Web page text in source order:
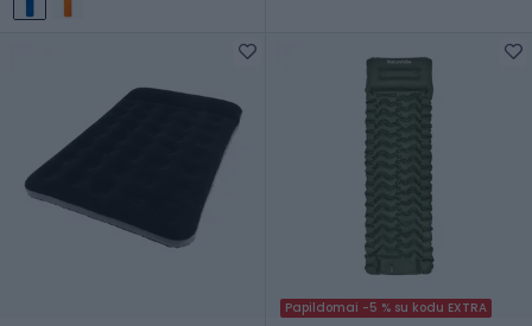
Papildomai -5 % su kodu EXTRA